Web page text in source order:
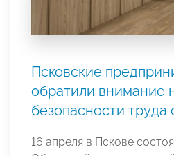
Псковские
обратили внимание
безопасности труда
16 апреля в Пскове